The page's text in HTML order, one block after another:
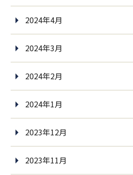
2024年4月
2024年3月
2024年2月
2024年1月
2023年12月
2023年11月